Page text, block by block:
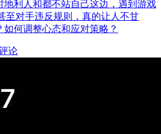
地利人和都不站自己这边，遇到游戏
至对手违反规则，真的让人不甘
何调整心态和应对策略？
论